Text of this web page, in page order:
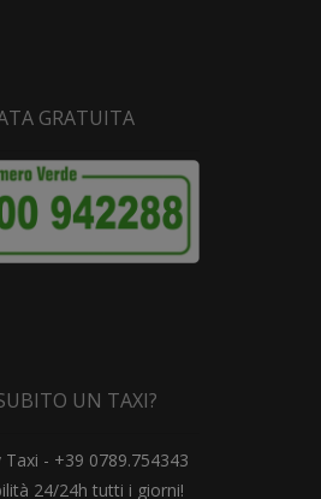
GRATUITA
UN TAXI?
24/24h tutti i giorni!